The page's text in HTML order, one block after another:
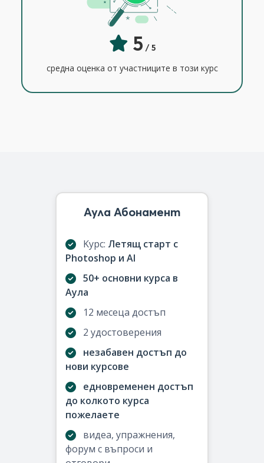
5 / 5
средна оценка от участниците в този курс
Аула Абонамент
Kурс: Летящ старт с
Photoshop и AI
50+ основни курса в
Аула
12 месеца достъп
2 удостоверения
незабавен достъп до
нови курсове
едновременен достъп
до колкото курса
пожелаете
видеа, упражнения,
форум с въпроси и